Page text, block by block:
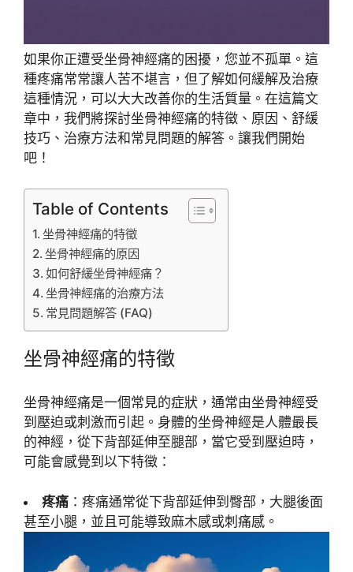
如果你正遭受坐骨神經痛的困擾，您並不孤單。這
種疼痛常常讓人苦不堪言，但了解如何緩解及治療
這種情況，可以大大改善你的生活質量。在這篇文
章中，我們將探討坐骨神經痛的特徵、原因、舒緩
技巧、治療方法和常見問題的解答。讓我們開始
吧！
Table of Contents
坐骨神經痛的特徵
坐骨神經痛的原因
如何舒緩坐骨神經痛？
坐骨神經痛的治療方法
常見問題解答 (FAQ)
坐骨神經痛的特徵
坐骨神經痛是一個常見的症狀，通常由坐骨神經受
到壓迫或刺激而引起。身體的坐骨神經是人體最長
的神經，從下背部延伸至腿部，當它受到壓迫時，
可能會感覺到以下特徵：
疼痛 ：疼痛通常從下背部延伸到臀部，大腿後面
甚至小腿，並且可能導致麻木感或刺痛感。